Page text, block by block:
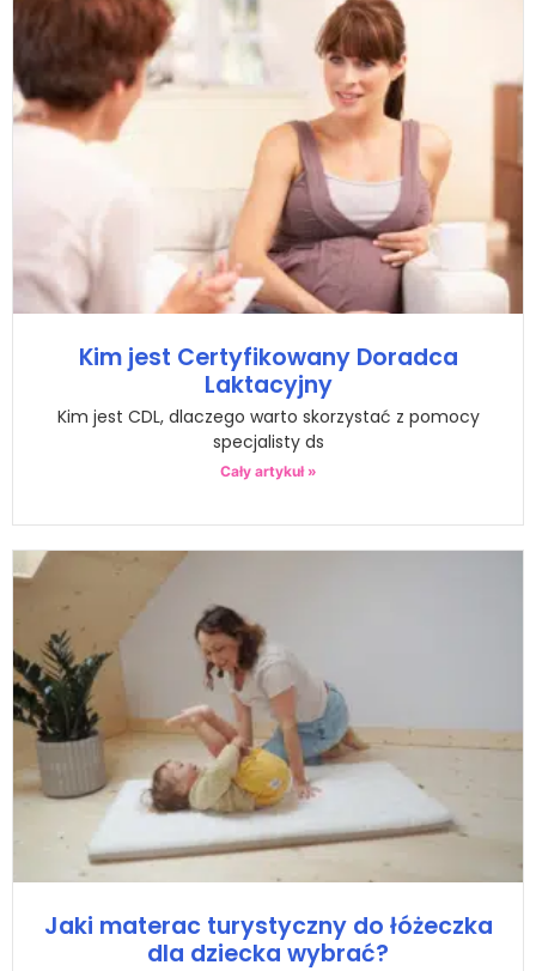
Kim jest Certyfikowany Doradca
Laktacyjny
Kim jest CDL, dlaczego warto skorzystać z pomocy
specjalisty ds
Cały artykuł »
Jaki materac turystyczny do łóżeczka
dla dziecka wybrać?